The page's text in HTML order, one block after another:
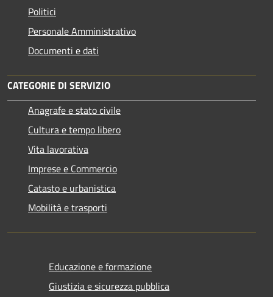
Politici
Personale Amministrativo
Documenti e dati
CATEGORIE DI SERVIZIO
Anagrafe e stato civile
Cultura e tempo libero
Vita lavorativa
Imprese e Commercio
Catasto e urbanistica
Mobilità e trasporti
Educazione e formazione
Giustizia e sicurezza pubblica